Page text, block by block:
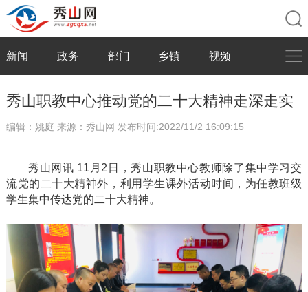
新闻 政务 部门 乡镇 视频
秀山职教中心推动党的二十大精神走深走实
编辑：姚庭 来源：秀山网 发布时间:2022/11/2 16:09:15
秀山网讯 11月2日，秀山职教中心教师除了集中学习交
流党的二十大精神外，利用学生课外活动时间，为任教班级
学生集中传达党的二十大精神。